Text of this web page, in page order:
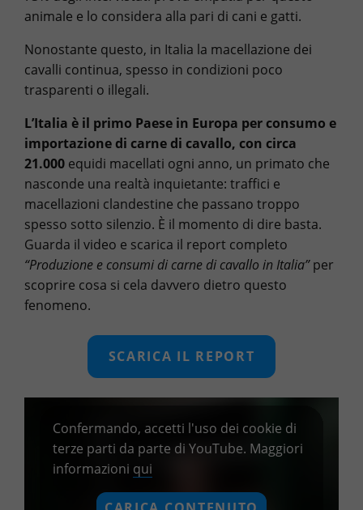
animale e lo considera alla pari di cani e gatti.
Nonostante questo, in Italia la macellazione dei
cavalli continua, spesso in condizioni poco
trasparenti o illegali.
L’Italia è il primo Paese in Europa per consumo e
importazione di carne di cavallo, con circa
21.000 equidi macellati ogni anno, un primato che
nasconde una realtà inquietante: traffici e
macellazioni clandestine che passano troppo
spesso sotto silenzio. È il momento di dire basta.
Guarda il video e scarica il report completo
“Produzione e consumi di carne di cavallo in Italia”per
scoprire cosa si cela davvero dietro questo
fenomeno.
SCARICA IL REPORT
Confermando, accetti l'uso dei cookie di
terze parti da parte di YouTube. Maggiori
informazioni qui